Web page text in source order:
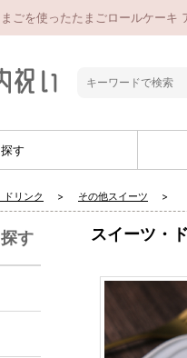
ごを使ったたまごロールケー
す
ドリンク その他スイーツ
スイーツ・
す